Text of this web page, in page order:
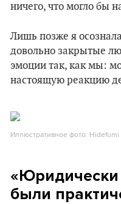
ничего, что могло бы
Лишь позже я
довольно закрытые
эмоции так, как мы:
настоящую реакцию
Иллюстративное фото:
«Юридически
были